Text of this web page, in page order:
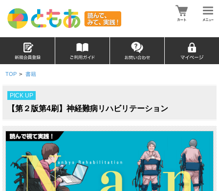
TOP > 書籍
PICK UP
【第２版第4刷】神経難病リハビリテーション